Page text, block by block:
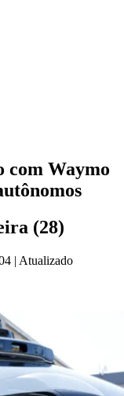
com Waymo
(28)
| Atualizado